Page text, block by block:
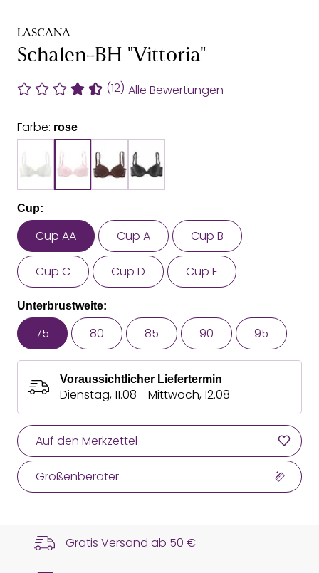
LASCANA
Schalen-BH "Vittoria"
(12) Alle Bewertungen
Farbe: rose
Cup:
Cup AA Cup A Cup B
Cup C Cup D Cup E
Unterbrustweite:
75 80 85 90 95
Voraussichtlicher Liefertermin
Dienstag, 11.08 - Mittwoch, 12.08
Auf den Merkzettel
Größenberater
Gratis Versand ab 50 €